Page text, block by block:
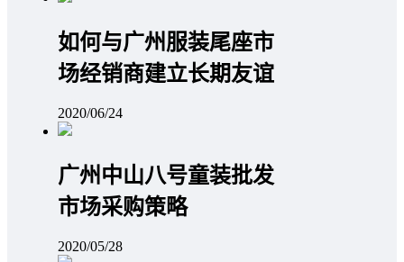
如何与广州服装尾座市
场经销商建立长期友谊
2020/06/24
广州中山八号童装批发
市场采购策略
2020/05/28